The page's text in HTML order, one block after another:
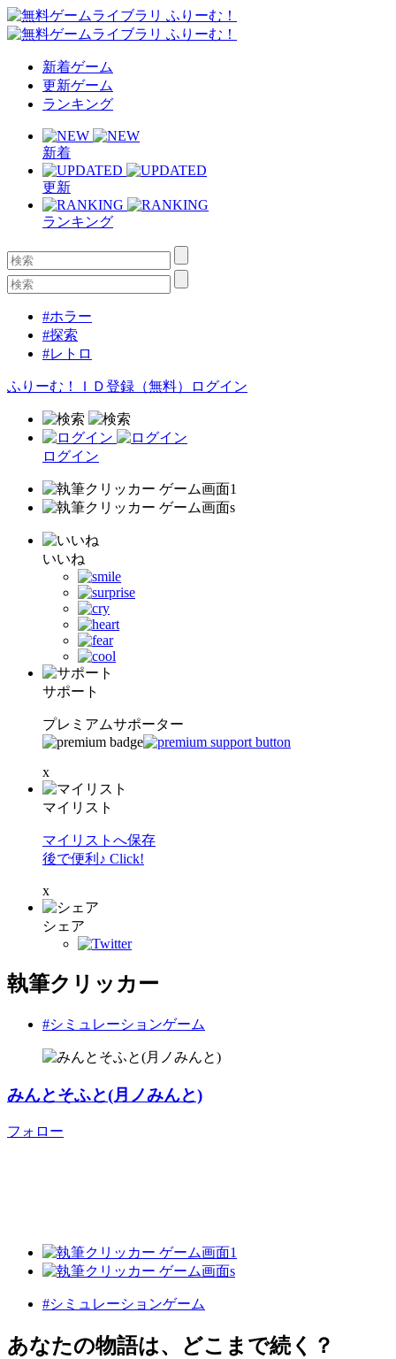
新着ゲーム
更新ゲーム
ランキング
新着
更新
ランキング
#ホラー
#探索
#レトロ
ふりーむ！ＩＤ登録（無料） ログイン
ログイン
いいね
サポート
プレミアムサポーター
x
マイリスト
マイリストへ保存
後で便利♪ Click!
x
シェア
執筆クリッカー
#シミュレーションゲーム
みんとそふと(月ノみんと)
フォロー
#シミュレーションゲーム
あなたの物語は、どこまで続く？